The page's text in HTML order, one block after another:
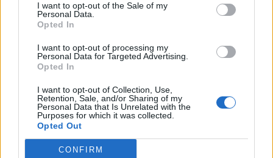
I want to opt-out of the Sale of my
Personal Data.
Opted In
I want to opt-out of processing my
Personal Data for Targeted Advertising.
Opted In
I want to opt-out of Collection, Use,
Retention, Sale, and/or Sharing of my
Personal Data that Is Unrelated with the
Purposes for which it was collected.
Opted Out
CONFIRM